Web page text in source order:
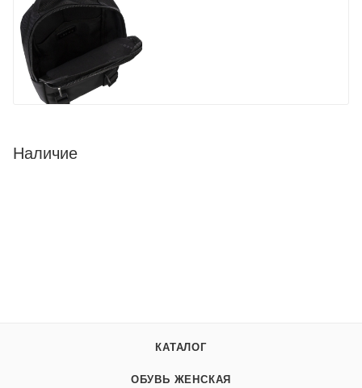
Наличие
КАТАЛОГ
ОБУВЬ ЖЕНСКАЯ